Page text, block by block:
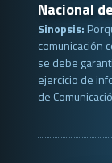
Nacional
Sinopsis:
comunicación
se debe
ejercicio de
de